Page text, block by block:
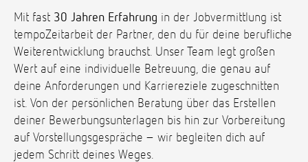
Mit fast 30 Jahren Erfahrung in der Jobvermittlung ist
tempoZeitarbeit der Partner, den du für deine berufliche
Weiterentwicklung brauchst. Unser Team legt großen
Wert auf eine individuelle Betreuung, die genau auf
deine Anforderungen und Karriereziele zugeschnitten
ist. Von der persönlichen Beratung über das Erstellen
deiner Bewerbungsunterlagen bis hin zur Vorbereitung
auf Vorstellungsgespräche – wir begleiten dich auf
jedem Schritt deines Weges.